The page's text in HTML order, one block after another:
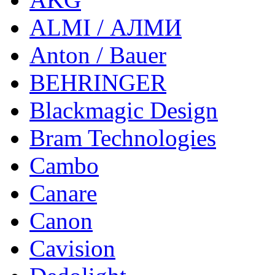
ALMI / АЛМИ
Anton / Bauer
BEHRINGER
Blackmagic Design
Bram Technologies
Cambo
Canare
Canon
Cavision